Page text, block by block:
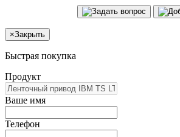
×Закрыть
Быстрая покупка
Продукт
Ваше имя
Телефон